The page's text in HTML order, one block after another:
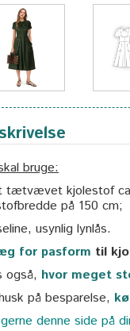
bruge:
tætvævet kjolestof
på 150 cm;
usynlig lynlås.
for pasform til
også, hvor meget
på besparelse,
denne side på